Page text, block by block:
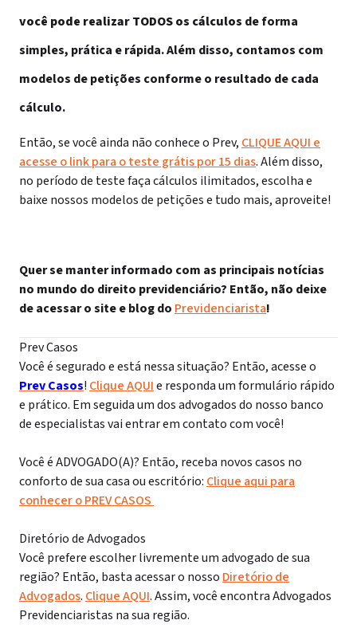
você pode realizar TODOS os cálculos de forma
simples, prática e rápida. Além disso, contamos com
modelos de petições conforme o resultado de cada
cálculo.
Então, se você ainda não conhece o Prev, CLIQUE AQUI e
acesse o link para o teste grátis por 15 dias. Além disso,
no período de teste faça cálculos ilimitados, escolha e
baixe nossos modelos de petições e tudo mais, aproveite!
Quer se manter informado com as principais notícias
no mundo do direito previdenciário? Então, não deixe
de acessar o site e blog do Previdenciarista!
Prev Casos
Você é segurado e está nessa situação? Então, acesse o
Prev Casos! Clique AQUIe responda um formulário rápido
e prático. Em seguida um dos advogados do nosso banco
de especialistas vai entrar em contato com você!
Você é ADVOGADO(A)? Então, receba novos casos no
conforto de sua casa ou escritório: Clique aqui para
conhecer o PREV CASOS
Diretório de Advogados
Você prefere escolher livremente um advogado de sua
região? Então, basta acessar o nosso Diretório de
Advogados. Clique AQUI. Assim, você encontra Advogados
Previdenciaristas na sua região.